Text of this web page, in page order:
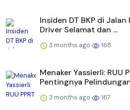
Insiden DT BKP di
Driver Selamat dan ...
3 months ago 168
Menaker Yassierli: RUU
Pentingnya
3 months ago 167